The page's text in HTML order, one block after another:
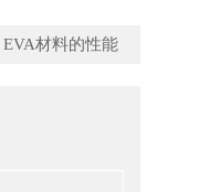
EVA材料的性能